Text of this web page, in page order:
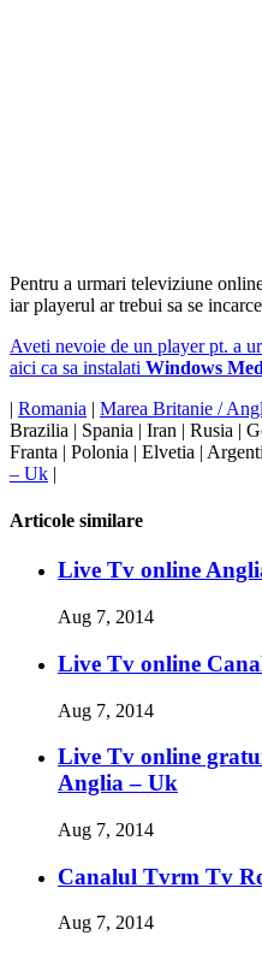
Pentru a urmari televiziune
iar playerul ar trebui sa se
Aveti nevoie de un player pt. a
aici ca sa instalati Windows
| Romania | Marea Britanie /
Brazilia | Spania | Iran | Rusia |
Franta | Polonia | Elvetia |
– Uk |
Articole similare
Live Tv online
Aug 7, 2014
Live Tv online
Aug 7, 2014
Live Tv online
Anglia – Uk
Aug 7, 2014
Canalul Tvrm Tv
Aug 7, 2014